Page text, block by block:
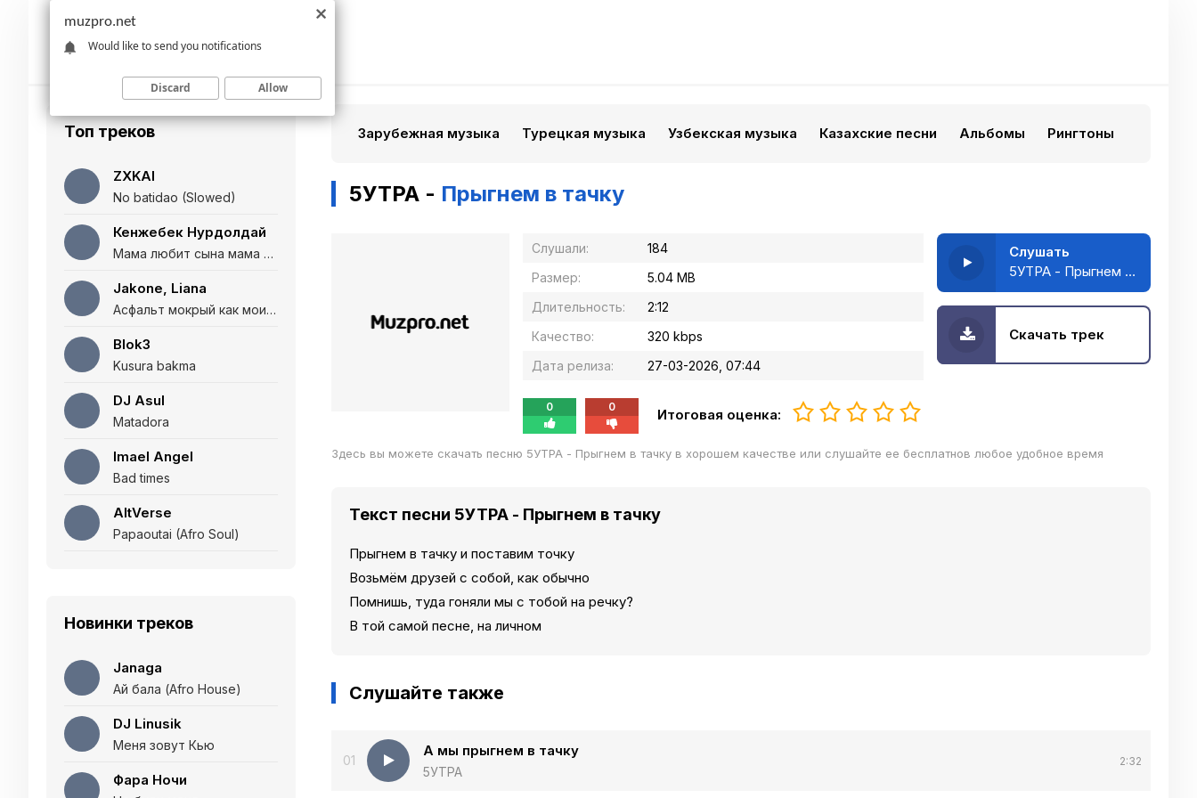
Топ треков
ZXKAI
No batidao (Slowed)
Кенжебек Нурдолдай
Мама любит сына мама любит дочь (Полная версия)
Jakone, Liana
Асфальт мокрый как мои глаза и я нарезаю
Blok3
Kusura bakma
DJ Asul
Matadora
Imael Angel
Bad times
AltVerse
Papaoutai (Afro Soul)
Новинки треков
Janaga
Ай бала (Afro House)
DJ Linusik
Меня зовут Кью
Фара Ночи
Зарубежная музыка Турецкая музыка Узбекская музыка Казахские песни Альбомы Рингтоны
5УТРА - Прыгнем в тачку
Слушали:
184
Размер:
5.04 MB
Длительность:
2:12
Качество:
320 kbps
Дата релиза:
27-03-2026, 07:44
0 0 Итоговая оценка:
Слушать
5УТРА - Прыгнем в тачку
Скачать трек
Здесь вы можете скачать песню 5УТРА - Прыгнем в тачку в хорошем качестве или слушайте ее бесплатнов любое удобное время
Текст песни 5УТРА - Прыгнем в тачку
Прыгнем в тачку и поставим точку
Возьмём друзей с собой, как обычно
Помнишь, туда гоняли мы с тобой на речку?
В той самой песне, на личном
Слушайте также
01
А мы прыгнем в тачку
5УТРА
2:32
muzpro.net
Would like to send you notifications
Discard Allow